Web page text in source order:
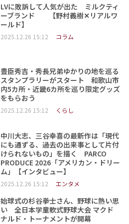
LVに敗訴して人気が出た ミルクティ
ーブランド 【野村義樹✕リアルワ
ールド】
2025.12.26 15:12 コラム
豊臣秀吉・秀長兄弟ゆかりの地を巡る
スタンプラリーがスタート 和歌山市
内5カ所・近畿6カ所を巡り限定グッズ
をもらおう
2025.12.26 15:12 くらし
中川大志、三谷幸喜の最新作は「現代
にも通ずる、過去の出来事として片付
けられないもの」を描く PARCO
PRODUCE 2026「アメリカン・ドリー
ム」【インタビュー】
2025.12.26 15:12 エンタメ
始球式の杉谷拳士さん、野球に熱い思
い 全日本学童軟式野球大会 マクド
ナルド・トーナメントが開幕